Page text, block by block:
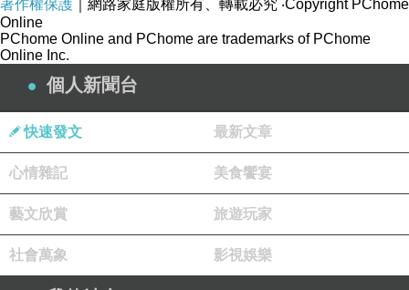
過，這段感情會如何發展。在迷戀雙胞胎情節背後
其實是一個對親密渴望但不知該如何是好的人友情
故事，導演無論在演出或者是製作上都頗到位，其
實談不上到很優異，對於一部小品來說算是可以。
下一篇：電影炸藥屋/電影炸裂白宮 A House of Dynamite 2025 movie
著作權保護 ｜網路家庭版權所有、轉載必究 ‧Copyright PChome
Online
PChome Online and PChome are trademarks of PChome
Online Inc.
個人新聞台
快速發文 最新文章
心情雜記 美食饗宴
藝文欣賞 旅遊玩家
社會萬象 影視娛樂